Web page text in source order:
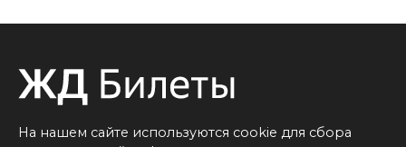
На нашем сайте используются cookie для сбора